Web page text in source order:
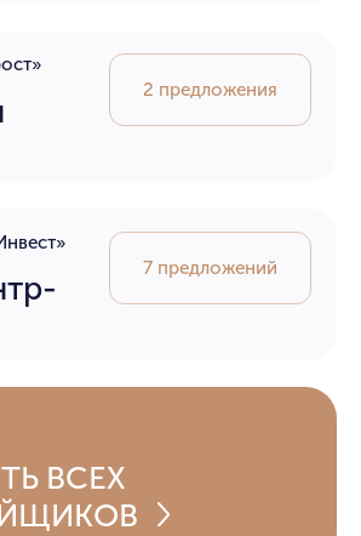
2 предложения
7 предложений
ВСЕХ